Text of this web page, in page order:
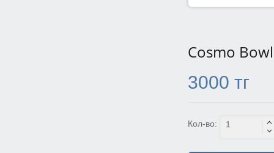
Cosmo
3000 тг
Кол-во: